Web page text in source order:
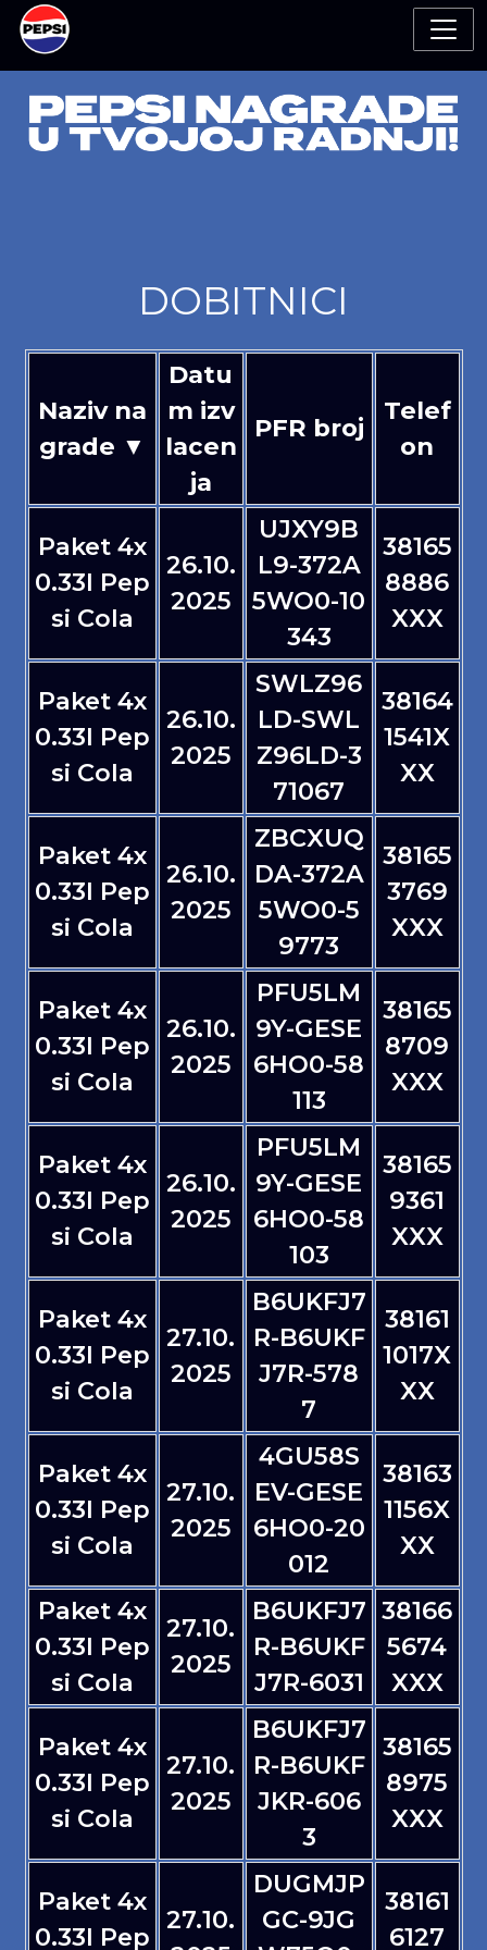
DOBITNICI
Naziv na
grade ▼
Datu
m izv
lacen
ja
PFR broj
Telef
on
Paket 4x
0.33l Pep
si Cola
26.10.
2025
UJXY9B
L9-372A
5WO0-10
343
38165
8886
XXX
Paket 4x
0.33l Pep
si Cola
26.10.
2025
SWLZ96
LD-SWL
Z96LD-3
71067
38164
1541X
XX
Paket 4x
0.33l Pep
si Cola
26.10.
2025
ZBCXUQ
DA-372A
5WO0-5
9773
38165
3769
XXX
Paket 4x
0.33l Pep
si Cola
26.10.
2025
PFU5LM
9Y-GESE
6HO0-58
113
38165
8709
XXX
Paket 4x
0.33l Pep
si Cola
26.10.
2025
PFU5LM
9Y-GESE
6HO0-58
103
38165
9361
XXX
Paket 4x
0.33l Pep
si Cola
27.10.
2025
B6UKFJ7
R-B6UKF
J7R-578
7
38161
1017X
XX
Paket 4x
0.33l Pep
si Cola
27.10.
2025
4GU58S
EV-GESE
6HO0-20
012
38163
1156X
XX
Paket 4x
0.33l Pep
si Cola
27.10.
2025
B6UKFJ7
R-B6UKF
J7R-6031
38166
5674
XXX
Paket 4x
0.33l Pep
si Cola
27.10.
2025
B6UKFJ7
R-B6UKF
JKR-606
3
38165
8975
XXX
Paket 4x
0.33l Pep
27.10.
DUGMJP
GC-9JG
38161
6127